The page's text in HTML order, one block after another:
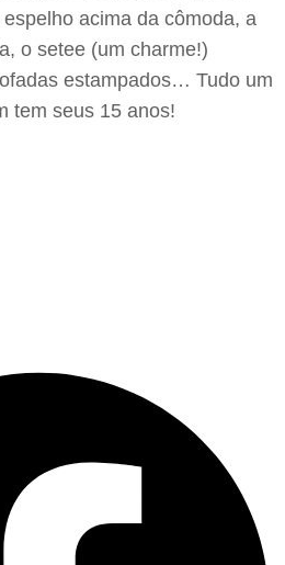
acima da cômoda, a
o setee (um charme!)
estampados… Tudo um
tem seus 15 anos!